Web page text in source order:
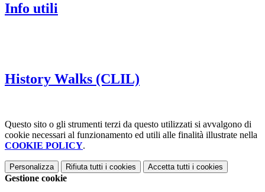
Info utili
History Walks (CLIL)
Questo sito o gli strumenti terzi da questo utilizzati si avvalgono di
cookie necessari al funzionamento ed utili alle finalità illustrate nella
COOKIE POLICY.
Personalizza Rifiuta tutti i cookies Accetta tutti i cookies
Gestione cookie